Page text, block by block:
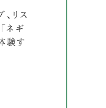
リス
ネギ
験す